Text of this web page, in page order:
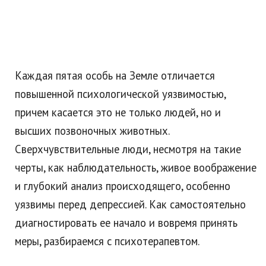
Каждая пятая особь на Земле отличается
повышенной психологической уязвимостью,
причем касается это не только людей, но и
высших позвоночных животных.
Сверхчувствительные люди, несмотря на такие
черты, как наблюдательность, живое воображение
и глубокий анализ происходящего, особенно
уязвимы перед депрессией. Как самостоятельно
диагностировать ее начало и вовремя принять
меры, разбираемся с психотерапевтом.